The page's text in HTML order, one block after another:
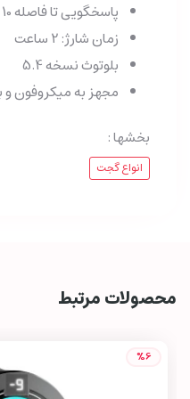
پاسخگویی تا فاصله 10 متری
زمان شارژ: 2 ساعت
بلوتوث نسخه 5.4
مجهز به میکروفون و
بخشها :
انواع گجت
محصولات مرتبط
%6